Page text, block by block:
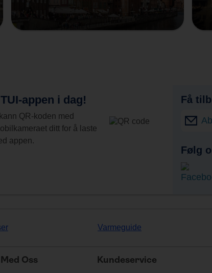
appen i dag!
QR-koden med
ditt for å laste
appen.
Få
Følg
Varmeguide
Oss Kundeservice